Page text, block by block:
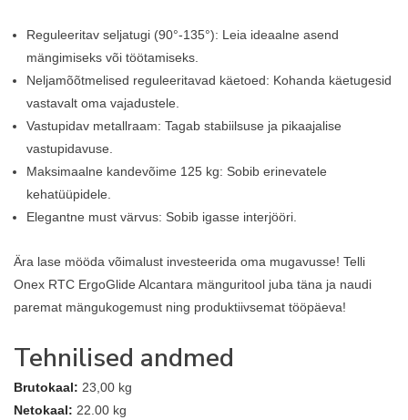
Reguleeritav seljatugi (90°-135°): Leia ideaalne asend
mängimiseks või töötamiseks.
Neljamõõtmelised reguleeritavad käetoed: Kohanda käetugesid
vastavalt oma vajadustele.
Vastupidav metallraam: Tagab stabiilsuse ja pikaajalise
vastupidavuse.
Maksimaalne kandevõime 125 kg: Sobib erinevatele
kehatüüpidele.
Elegantne must värvus: Sobib igasse interjööri.
Ära lase mööda võimalust investeerida oma mugavusse! Telli
Onex RTC ErgoGlide Alcantara mänguritool juba täna ja naudi
paremat mängukogemust ning produktiivsemat tööpäeva!
Tehnilised andmed
Brutokaal: 23,00 kg
Netokaal: 22.00 kg